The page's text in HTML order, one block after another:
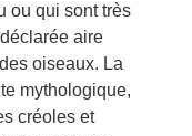
ou qui sont très
aire
oiseaux. La
mythologique,
créoles et